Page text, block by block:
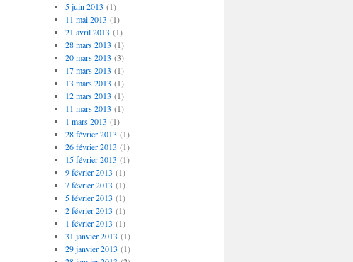
5 juin 2013 (1)
11 mai 2013 (1)
21 avril 2013 (1)
28 mars 2013 (1)
20 mars 2013 (3)
17 mars 2013 (1)
13 mars 2013 (1)
12 mars 2013 (1)
11 mars 2013 (1)
1 mars 2013 (1)
28 février 2013 (1)
26 février 2013 (1)
15 février 2013 (1)
9 février 2013 (1)
7 février 2013 (1)
5 février 2013 (1)
2 février 2013 (1)
1 février 2013 (1)
31 janvier 2013 (1)
29 janvier 2013 (1)